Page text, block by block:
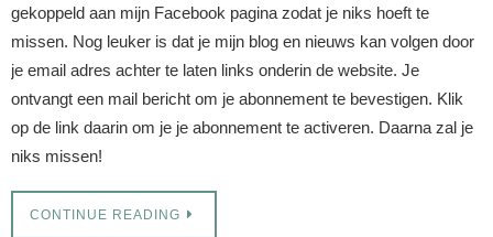
gekoppeld aan mijn Facebook pagina zodat je niks hoeft te
missen. Nog leuker is dat je mijn blog en nieuws kan volgen door
je email adres achter te laten links onderin de website. Je
ontvangt een mail bericht om je abonnement te bevestigen. Klik
op de link daarin om je je abonnement te activeren. Daarna zal je
niks missen!
CONTINUE READING